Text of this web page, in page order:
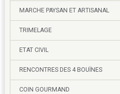
MARCHE PAYSAN ET ARTISANAL
TRIMELAGE
ETAT CIVIL
RENCONTRES DES 4 BOUÏNES
COIN GOURMAND